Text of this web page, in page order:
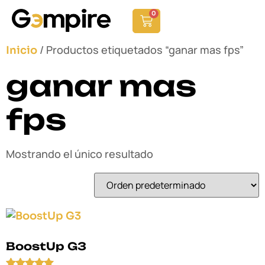
0
Inicio / Productos etiquetados “ganar mas fps”
ganar mas
fps
Mostrando el único resultado
BoostUp G3